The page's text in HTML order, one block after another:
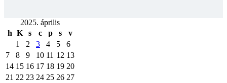
2025. április
h K s c p s
v
1
2 3 4 5
6
7
8 9 10 11 12 13
14 15 16 17 18 19 20
21 22 23 24 25 26 27